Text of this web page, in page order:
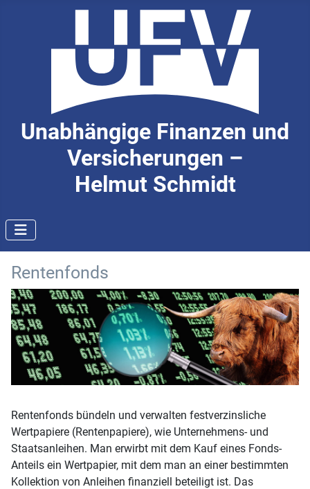
Unabhängige Finanzen und
Versicherungen –
Helmut Schmidt
Rentenfonds
Rentenfonds bündeln und verwalten festverzinsliche
Wertpapiere (Rentenpapiere), wie Unternehmens- und
Staatsanleihen. Man erwirbt mit dem Kauf eines Fonds-
Anteils ein Wertpapier, mit dem man an einer bestimmten
Kollektion von Anleihen finanziell beteiligt ist. Das